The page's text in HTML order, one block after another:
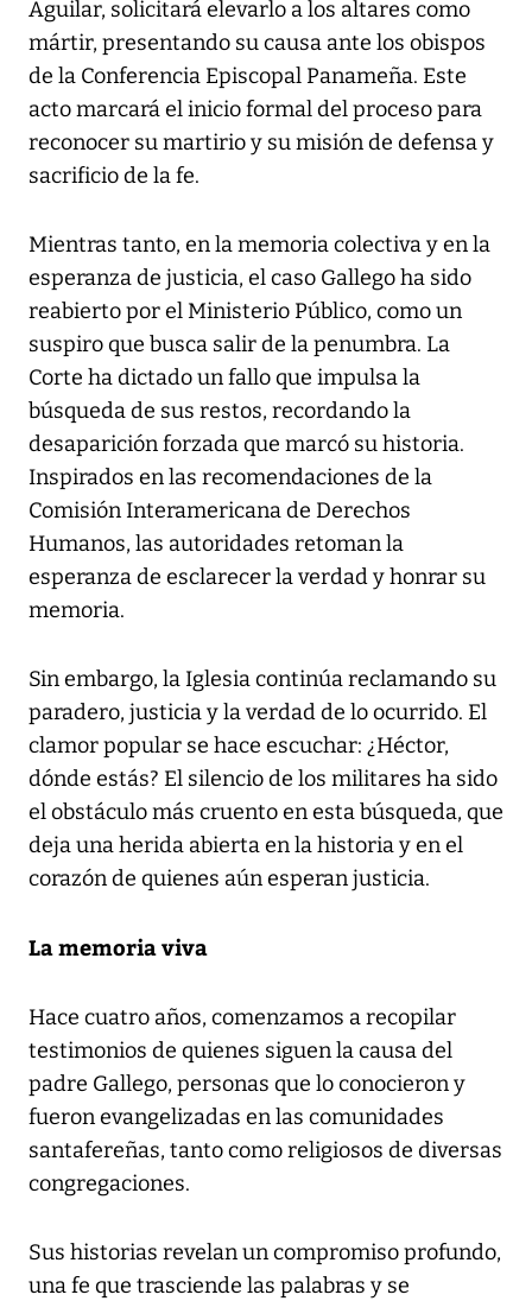
Aguilar, solicitará elevarlo a los altares como
mártir, presentando su causa ante los obispos
de la Conferencia Episcopal Panameña. Este
acto marcará el inicio formal del proceso para
reconocer su martirio y su misión de defensa y
sacrificio de la fe.
Mientras tanto, en la memoria colectiva y en la
esperanza de justicia, el caso Gallego ha sido
reabierto por el Ministerio Público, como un
suspiro que busca salir de la penumbra. La
Corte ha dictado un fallo que impulsa la
búsqueda de sus restos, recordando la
desaparición forzada que marcó su historia.
Inspirados en las recomendaciones de la
Comisión Interamericana de Derechos
Humanos, las autoridades retoman la
esperanza de esclarecer la verdad y honrar su
memoria.
Sin embargo, la Iglesia continúa reclamando su
paradero, justicia y la verdad de lo ocurrido. El
clamor popular se hace escuchar: ¿Héctor,
dónde estás? El silencio de los militares ha sido
el obstáculo más cruento en esta búsqueda, que
deja una herida abierta en la historia y en el
corazón de quienes aún esperan justicia.
La memoria viva
Hace cuatro años, comenzamos a recopilar
testimonios de quienes siguen la causa del
padre Gallego, personas que lo conocieron y
fueron evangelizadas en las comunidades
santafereñas, tanto como religiosos de diversas
congregaciones.
Sus historias revelan un compromiso profundo,
una fe que trasciende las palabras y se